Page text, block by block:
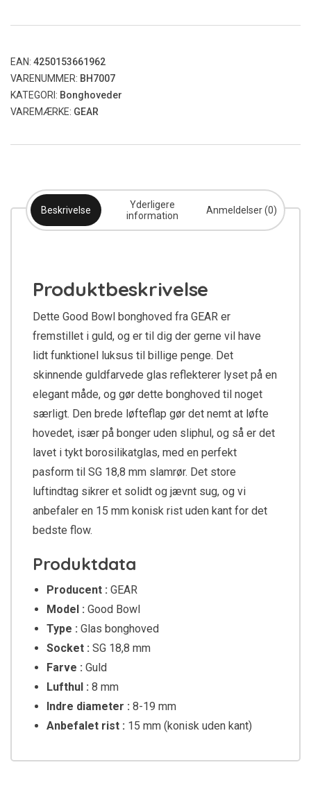
EAN: 4250153661962
VARENUMMER: BH7007
KATEGORI: Bonghoveder
VAREMÆRKE: GEAR
Beskrivelse
Yderligere
information
Anmeldelser (0)
Produktbeskrivelse
Dette Good Bowl bonghoved fra GEAR er
fremstillet i guld, og er til dig der gerne vil have
lidt funktionel luksus til billige penge. Det
skinnende guldfarvede glas reflekterer lyset på en
elegant måde, og gør dette bonghoved til noget
særligt. Den brede løfteflap gør det nemt at løfte
hovedet, især på bonger uden sliphul, og så er det
lavet i tykt borosilikatglas, med en perfekt
pasform til SG 18,8 mm slamrør. Det store
luftindtag sikrer et solidt og jævnt sug, og vi
anbefaler en 15 mm konisk rist uden kant for det
bedste flow.
Produktdata
Producent : GEAR
Model : Good Bowl
Type : Glas bonghoved
Socket : SG 18,8 mm
Farve : Guld
Lufthul : 8 mm
Indre diameter : 8-19 mm
Anbefalet rist : 15 mm (konisk uden kant)